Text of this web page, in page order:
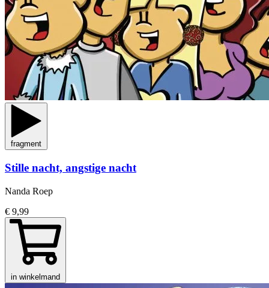
fragment
Stille nacht, angstige nacht
Nanda Roep
€ 9,99
in winkelmand